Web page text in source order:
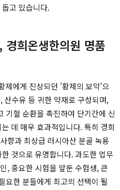
고 있습니다.
경희온생한의원 명품
제에게 진상되던 '황제의 보약'으
산수유 등 귀한 약재로 구성되며,
기혈 순환을 촉진하여 단기간에 신
데 매우 효과적입니다. 특히 경희
향과 최상급 러시아산 분골 녹용
것으로 유명합니다. 과도한 업무
, 중요한 시험을 앞둔 수험생, 큰
요한 분들에게 최고의 선택이 될